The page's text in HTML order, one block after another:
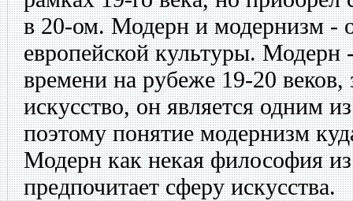
в 20-ом. Модерн и модернизм -
европейской культуры. Модерн
времени на рубеже 19-20
искусство, он является одним
поэтому понятие модернизм
Модерн как некая философия
предпочитает сферу искусства.